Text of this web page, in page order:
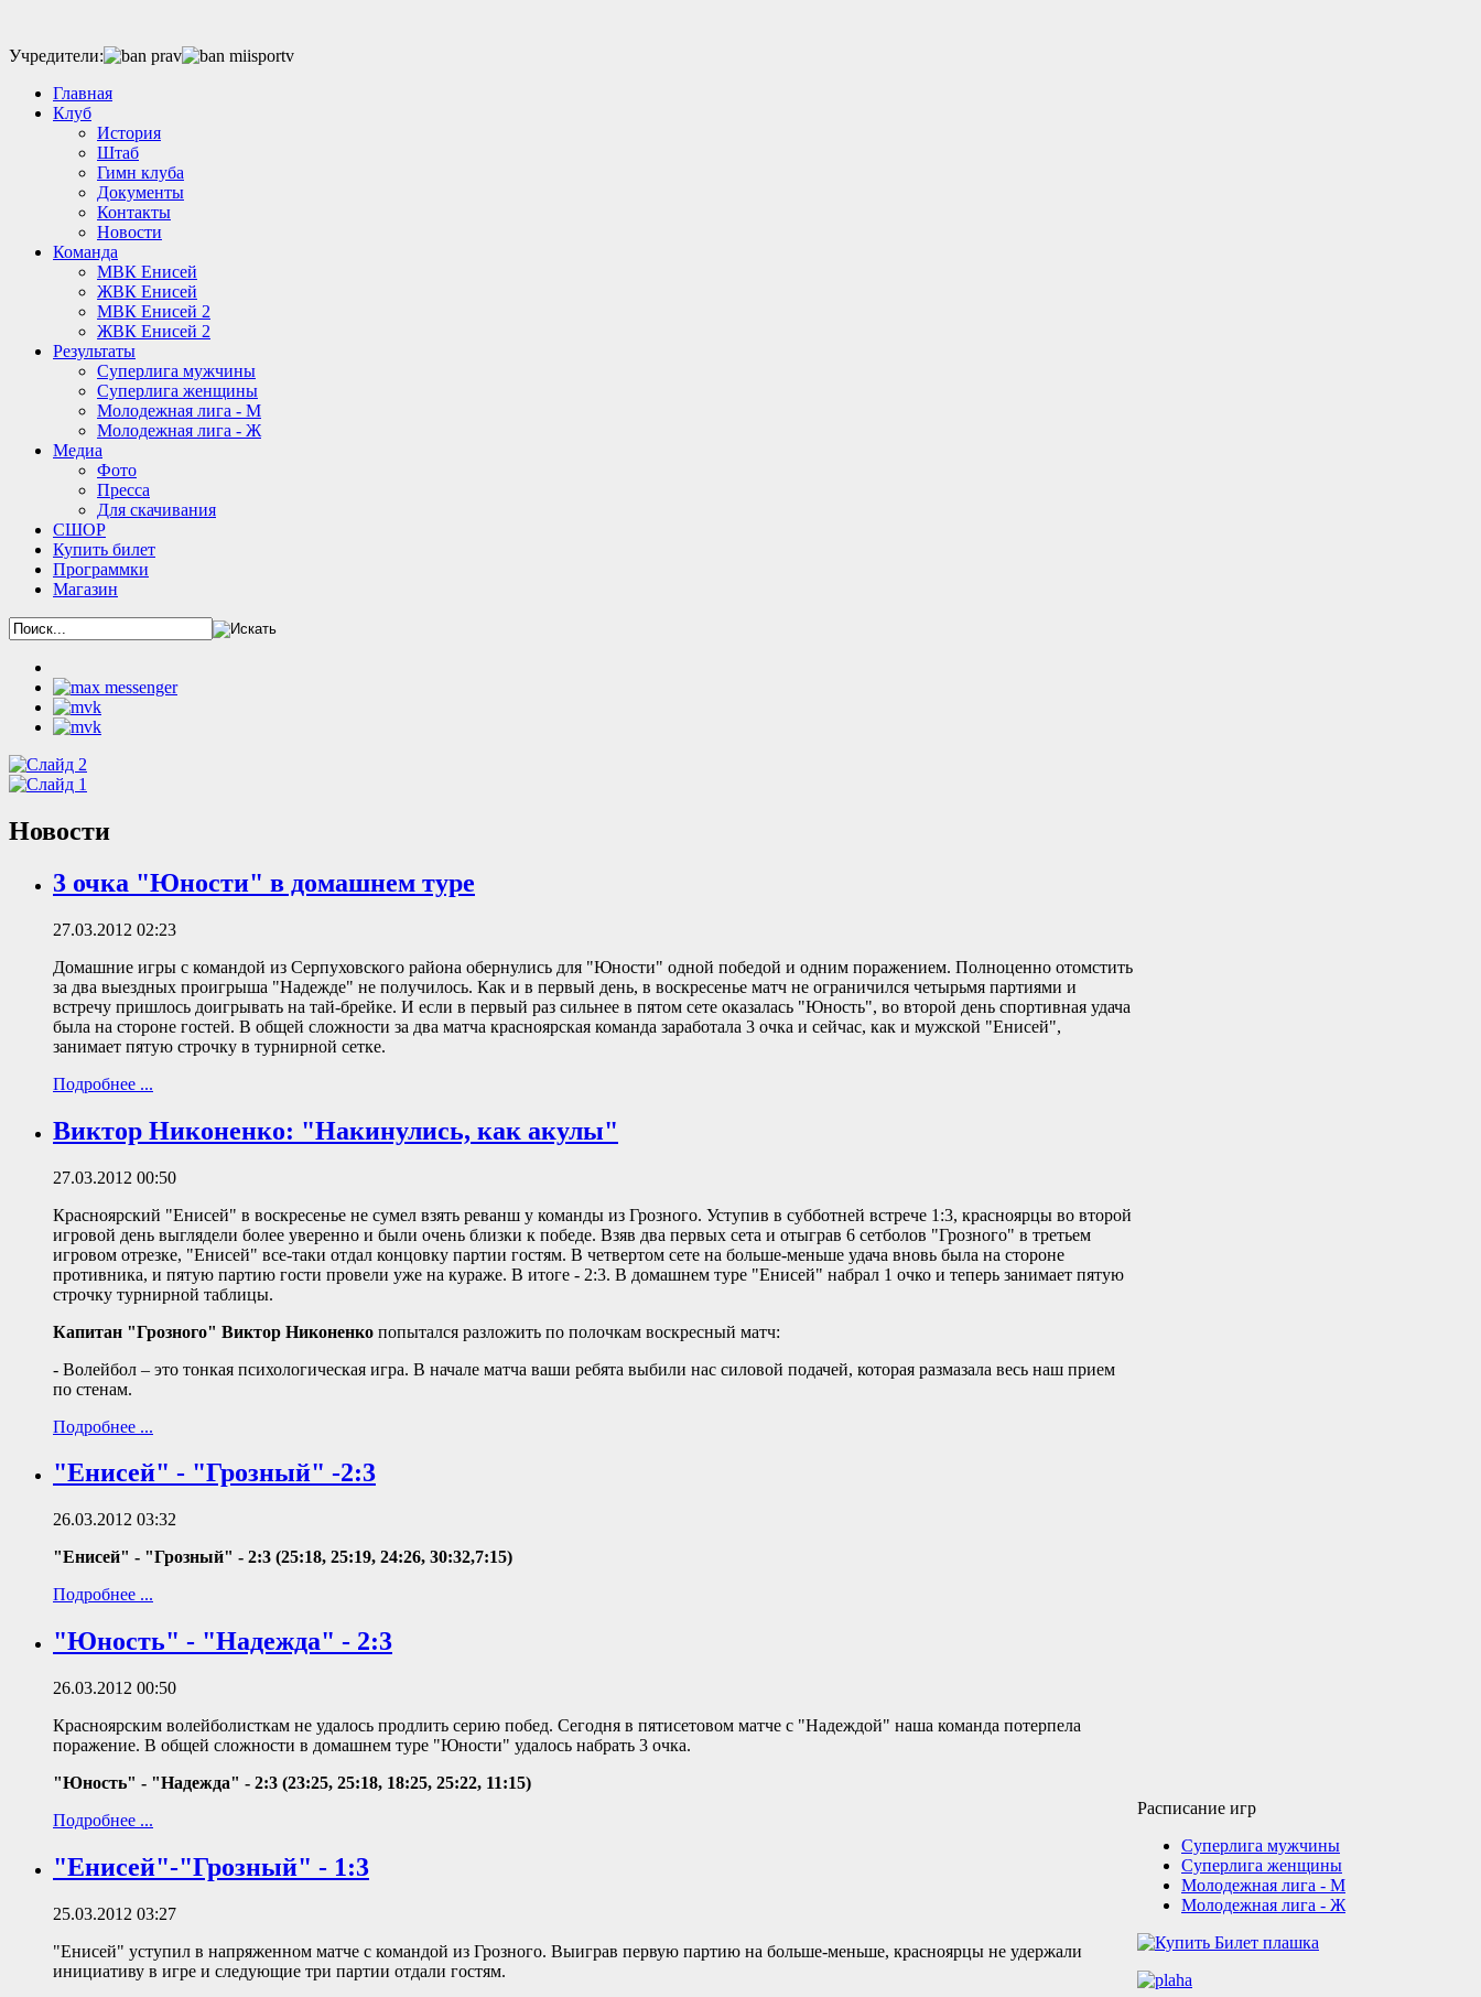
Учредители:
Главная
Клуб
История
Штаб
Гимн клуба
Документы
Контакты
Новости
Команда
МВК Енисей
ЖВК Енисей
МВК Енисей 2
ЖВК Енисей 2
Результаты
Суперлига мужчины
Суперлига женщины
Молодежная лига - М
Молодежная лига - Ж
Медиа
Фото
Пресса
Для скачивания
СШОР
Купить билет
Программки
Магазин
Новости
3 очка "Юности" в домашнем туре
27.03.2012 02:23
Домашние игры с командой из Серпуховского района обернулись для "Юности" одной победой и одним поражением. Полноценно отомстить
за два выездных проигрыша "Надежде" не получилось. Как и в первый день, в воскресенье матч не ограничился четырьмя партиями и
встречу пришлось доигрывать на тай-брейке. И если в первый раз сильнее в пятом сете оказалась "Юность", во второй день спортивная удача
была на стороне гостей. В общей сложности за два матча красноярская команда заработала 3 очка и сейчас, как и мужской "Енисей",
занимает пятую строчку в турнирной сетке.
Подробнее ...
Виктор Никоненко: "Накинулись, как акулы"
27.03.2012 00:50
Красноярский "Енисей" в воскресенье не сумел взять реванш у команды из Грозного. Уступив в субботней встрече 1:3, красноярцы во второй
игровой день выглядели более уверенно и были очень близки к победе. Взяв два первых сета и отыграв 6 сетболов "Грозного" в третьем
игровом отрезке, "Енисей" все-таки отдал концовку партии гостям. В четвертом сете на больше-меньше удача вновь была на стороне
противника, и пятую партию гости провели уже на кураже. В итоге - 2:3. В домашнем туре "Енисей" набрал 1 очко и теперь занимает пятую
строчку турнирной таблицы.
Капитан "Грозного" Виктор Никоненко попытался разложить по полочкам воскресный матч:
- Волейбол – это тонкая психологическая игра. В начале матча ваши ребята выбили нас силовой подачей, которая размазала весь наш прием
по стенам.
Подробнее ...
"Енисей" - "Грозный" -2:3
26.03.2012 03:32
"Енисей" - "Грозный" - 2:3 (25:18, 25:19, 24:26, 30:32,7:15)
Подробнее ...
"Юность" - "Надежда" - 2:3
26.03.2012 00:50
Красноярским волейболисткам не удалось продлить серию побед. Сегодня в пятисетовом матче с "Надеждой" наша команда потерпела
поражение. В общей сложности в домашнем туре "Юности" удалось набрать 3 очка.
"Юность" - "Надежда" - 2:3 (23:25, 25:18, 18:25, 25:22, 11:15)
Подробнее ...
"Енисей"-"Грозный" - 1:3
25.03.2012 03:27
"Енисей" уступил в напряженном матче с командой из Грозного. Выиграв первую партию на больше-меньше, красноярцы не удержали
инициативу в игре и следующие три партии отдали гостям.
Расписание игр
Суперлига мужчины
Суперлига женщины
Молодежная лига - М
Молодежная лига - Ж